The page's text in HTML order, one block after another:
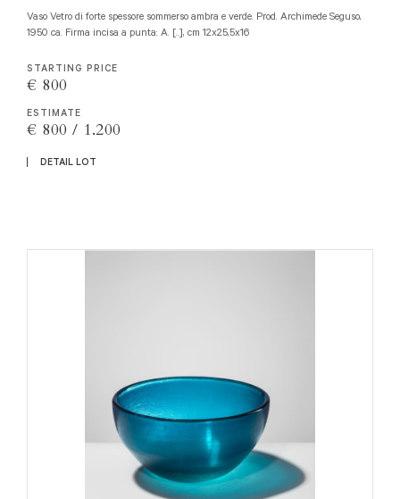
Vaso Vetro di forte spessore sommerso ambra e verde. Prod. Archimede Seguso,
1950 ca. Firma incisa a punta: A. [..], cm 12x25,5x16
STARTING PRICE
€ 800
ESTIMATE
€ 800 / 1.200
DETAIL LOT